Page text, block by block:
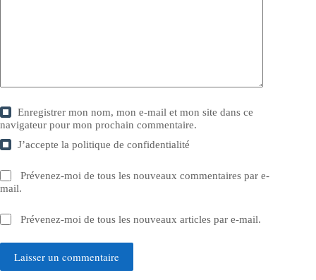
Enregistrer mon nom, mon e-mail et mon site dans ce
navigateur pour mon prochain commentaire.
J’accepte lapolitique de confidentialité
Prévenez-moi de tous les nouveaux commentaires par e-
mail.
Prévenez-moi de tous les nouveaux articles par e-mail.
Laisser un commentaire